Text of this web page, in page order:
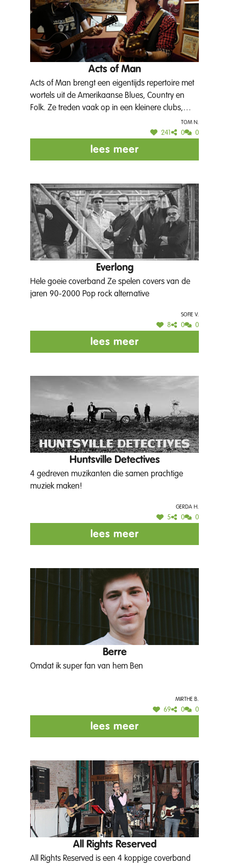
Acts of Man
Acts of Man brengt een eigentijds repertoire met
wortels uit de Amerikaanse Blues, Country en
Folk. Ze treden vaak op in een kleinere clubs,
cafés of huiskamers maar het hoeft niet louter
subtiel en ingetogen te klinken. Dit duo kan
tevens een energieke set brengen voor een
Parkconcerten vrij logisch.
Tom N.
241 0 0
lees meer
Everlong
Hele goeie coverband Ze spelen covers van de
jaren 90-2000 Pop rock alternative
Sofie V.
8 0 0
lees meer
Huntsville Detectives
4 gedreven muzikanten die samen prachtige
muziek maken!
Gerda H.
5 0 0
lees meer
Berre
Omdat ik super fan van hem Ben
Mirthe B.
69 0 0
lees meer
All Rights Reserved
All Rights Reserved is een 4 koppige coverband